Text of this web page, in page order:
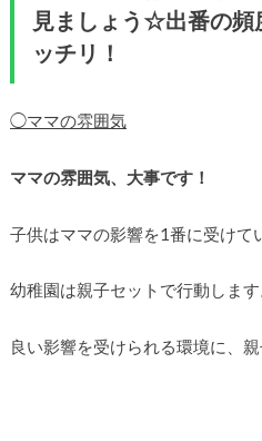
見ましょう☆出番の頻
ッチリ！
◯ママの雰囲気
ママの雰囲気、大事です！
子供はママの影響を1番に受けて
幼稚園は親子セットで行動します
良い影響を受けられる環境に、